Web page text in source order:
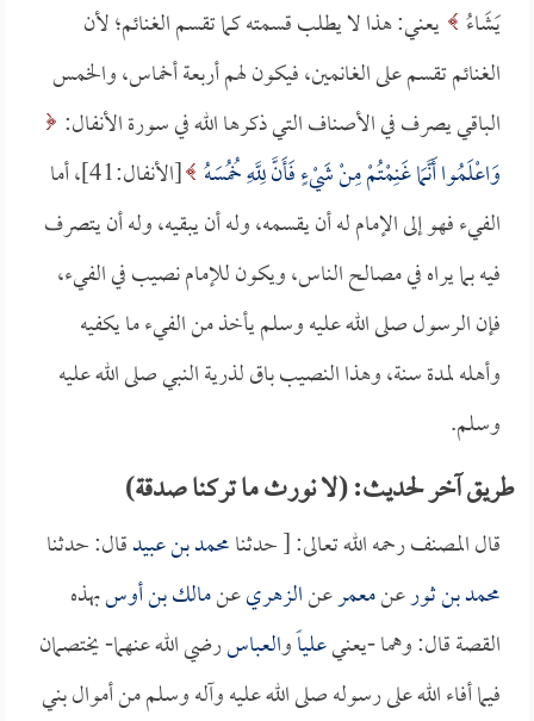
يَشَاءُ يعني: هذا لا يطلب قسمته كما تقسم الغنائم؛ لأن
الغنائم تقسم على الغانمين، فيكون لهم أربعة أخماس، والخمس
الباقي يصرف في الأصناف التي ذكرها الله في سورة الأنفال:
وَاعْلَمُوا أَنَّمَا غَنِمْتُمْ مِنْ شَيْءٍ فَأَنَّ لِلَّهِ خُمُسَهُ
[الأنفال:41]، أما
الفيء فهو إلى الإمام له أن يقسمه، وله أن يبقيه، وله أن يتصرف
فيه بما يراه في مصالح الناس، ويكون للإمام نصيب في الفيء،
فإن الرسول صلى الله عليه وسلم يأخذ من الفيء ما يكفيه
وأهله لمدة سنة، وهذا النصيب باق لذرية النبي صلى الله عليه
وسلم.
طريق آخر لحديث: (لا نورث ما تركنا صدقة)
قال المصنف رحمه الله تعالى: [ حدثنامحمد بن عبيدقال: حدثنا
محمد بن ثورعنمعمرعنالزهريعنمالك بن أوسبهذه
القصة قال: وهما -يعنيعلياًوالعباسرضي الله عنهما- يختصمان
فيما أفاء الله على رسوله صلى الله عليه وآله وسلم من أموال بني